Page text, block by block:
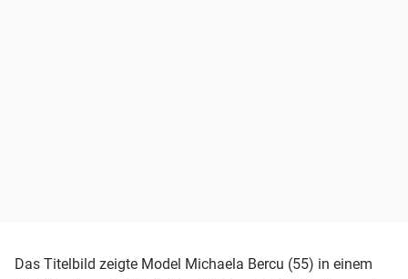
Das Titelbild zeigte Model Michaela Bercu (55) in einem